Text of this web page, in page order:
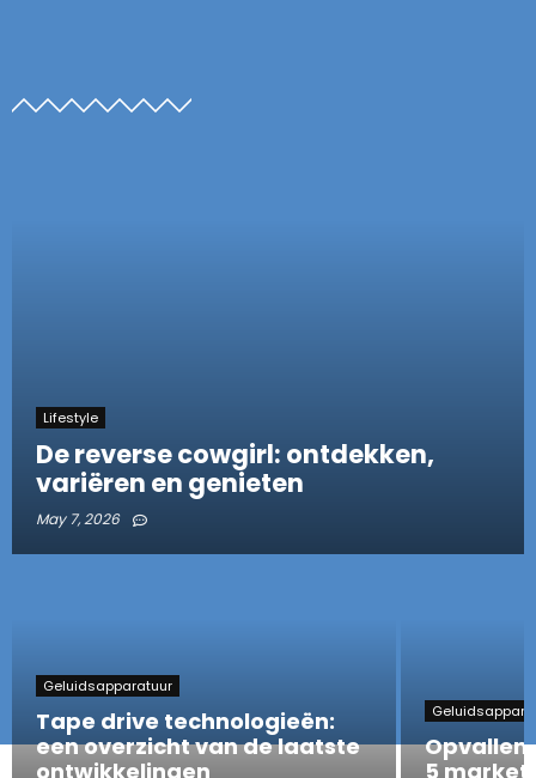
Lifestyle
De reverse cowgirl: ontdekken,
variëren en genieten
May 7, 2026
Geluidsapparatuur
Tape drive technologieën:
een overzicht van de laatste
ontwikkelingen
Opvallen
5